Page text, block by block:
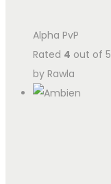
Alpha PvP
Rated 4 out of 5
by Rawla